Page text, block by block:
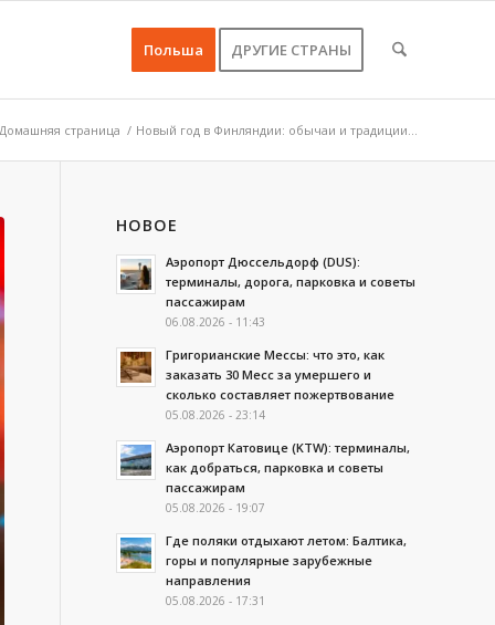
Польша ДРУГИЕ СТРАНЫ
Домашняя страница / Новый год в Финляндии: обычаи и традиции...
НОВОЕ
Аэропорт Дюссельдорф (DUS):
терминалы, дорога, парковка и советы
пассажирам
06.08.2026 - 11:43
Григорианские Мессы: что это, как
заказать 30 Месс за умершего и
сколько составляет пожертвование
05.08.2026 - 23:14
Аэропорт Катовице (KTW): терминалы,
как добраться, парковка и советы
пассажирам
05.08.2026 - 19:07
Где поляки отдыхают летом: Балтика,
горы и популярные зарубежные
направления
05.08.2026 - 17:31